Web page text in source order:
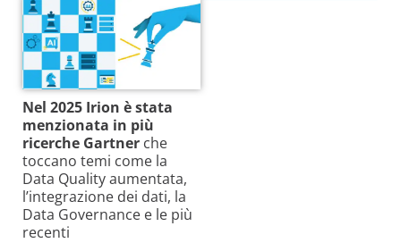
Nel 2025 Irion è stata
menzionata in più
ricerche Gartner che
toccano temi come la
Data Quality aumentata,
l’integrazione dei dati, la
Data Governance e le più
recenti